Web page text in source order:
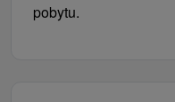
pobytu.